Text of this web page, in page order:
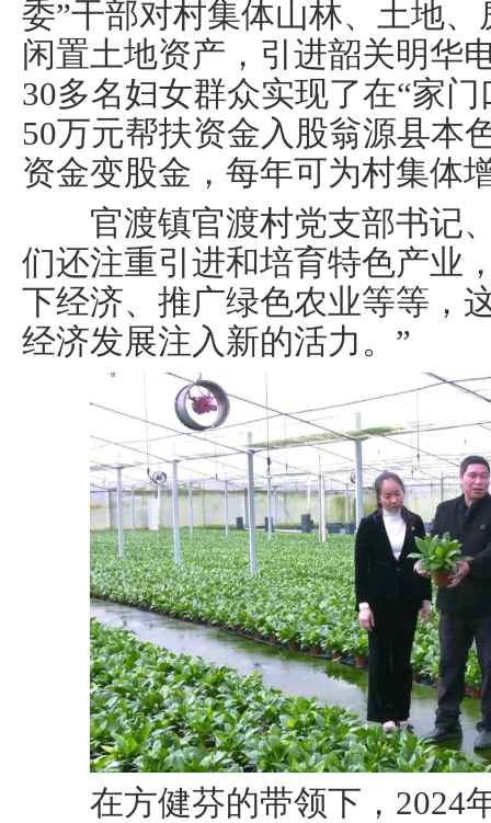
委”干部对村集体山林、土地
闲置土地资产，引进韶关明华
30多名妇女群众实现了在“家
50万元帮扶资金入股翁源县本
资金变股金，每年可为村集体
官渡镇官渡村党支部书记、
们还注重引进和培育特色产业
下经济、推广绿色农业等等，
经济发展注入新的活力。”
在方健芬的带领下，2024